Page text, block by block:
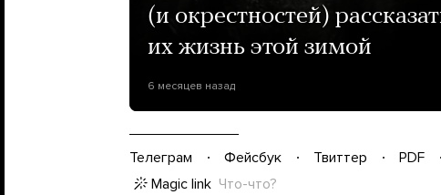
(и окрестностей)
их жизнь этой зимой
6 месяцев назад
Телеграм Фейсбук Твиттер PDF
Magic link Что-что?